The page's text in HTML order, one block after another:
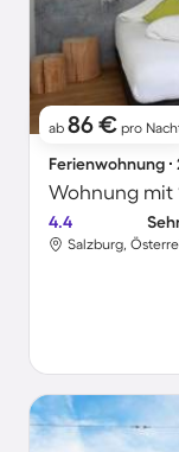
ab 86 € pro
Ferienwohnung ∙
Wohnung mit
4.4
Salzburg,